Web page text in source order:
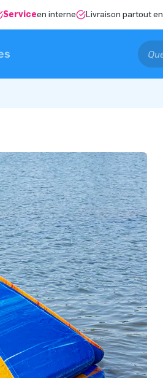
Serviceen interne Livraison partout en